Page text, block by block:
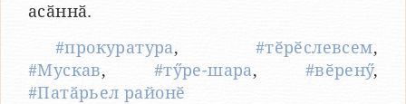
асӑннӑ.
#прокуратура, #тӗрӗслевсем,
#Мускав, #тӳре-шара, #вӗренӳ,
#Патӑрьел районӗ